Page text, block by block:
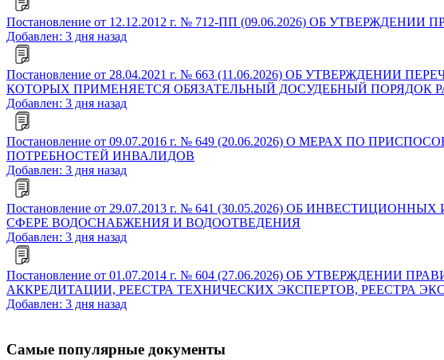
Постановление от 12.12.2012 г. № 712-ПП (09.06.2026) ОБ
Добавлен: 3 дня назад
Постановление от 28.04.2021 г. № 663 (11.06.2026) ОБ
КОТОРЫХ ПРИМЕНЯЕТСЯ ОБЯЗАТЕЛЬНЫЙ ДОСУДЕБНЫЙ ПОРЯДОК
Добавлен: 3 дня назад
Постановление от 09.07.2016 г. № 649 (20.06.2026) О МЕРАХ
ПОТРЕБНОСТЕЙ ИНВАЛИДОВ
Добавлен: 3 дня назад
Постановление от 29.07.2013 г. № 641 (30.05.2026) ОБ
СФЕРЕ ВОДОСНАБЖЕНИЯ И ВОДООТВЕДЕНИЯ
Добавлен: 3 дня назад
Постановление от 01.07.2014 г. № 604 (27.06.2026) ОБ
АККРЕДИТАЦИИ, РЕЕСТРА ТЕХНИЧЕСКИХ ЭКСПЕРТОВ, РЕЕСТРА
Добавлен: 3 дня назад
Самые популярные документы